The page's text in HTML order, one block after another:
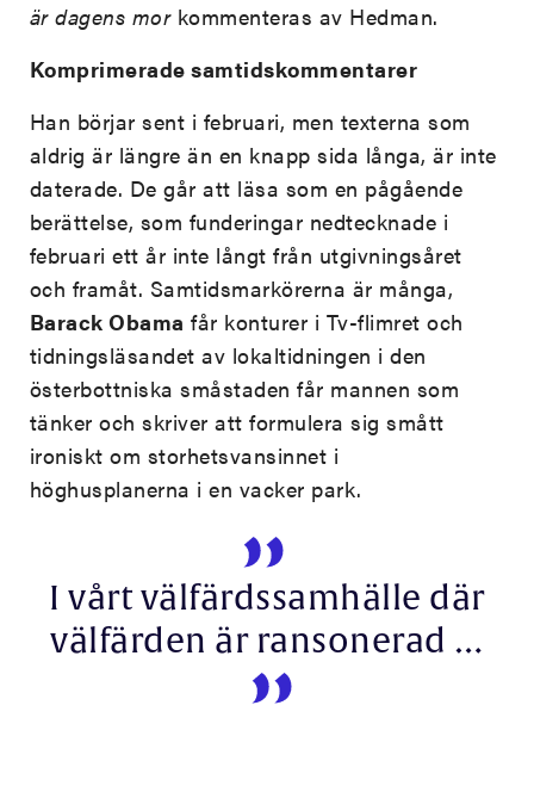
är dagens morkommenteras av Hedman.
Komprimerade samtidskommentarer
Han börjar sent i februari, men texterna som
aldrig är längre än en knapp sida långa, är inte
daterade. De går att läsa som en pågående
berättelse, som funderingar nedtecknade i
februari ett år inte långt från utgivningsåret
och framåt. Samtidsmarkörerna är många,
Barack Obama får konturer i Tv-flimret och
tidningsläsandet av lokaltidningen i den
österbottniska småstaden får mannen som
tänker och skriver att formulera sig smått
ironiskt om storhetsvansinnet i
höghusplanerna i en vacker park.
I vårt välfärdssamhälle där
välfärden är ransonerad …